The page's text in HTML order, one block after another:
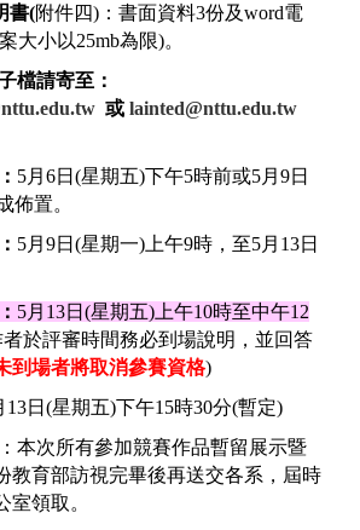
書(附件四) ： 書面資料3份及word電
大小以25mb為限)。
檔請寄至：
或 lainted@nttu.edu.tw
5月 6日 (星期五)下午5時前或5月 9日
佈置。
5月 9日 (星期一) 上午9時，至5月 13日
： 5月 13日 (星期五)上午10時至中午12
於評審時間務必到場說明，並回答
到場者將取消參賽資格)
13日 (星期五)下午15時30分(暫定)
本次所有參加競賽作品暫留展示暨
教育部訪視完畢後再送交各系，屆時
室領取。